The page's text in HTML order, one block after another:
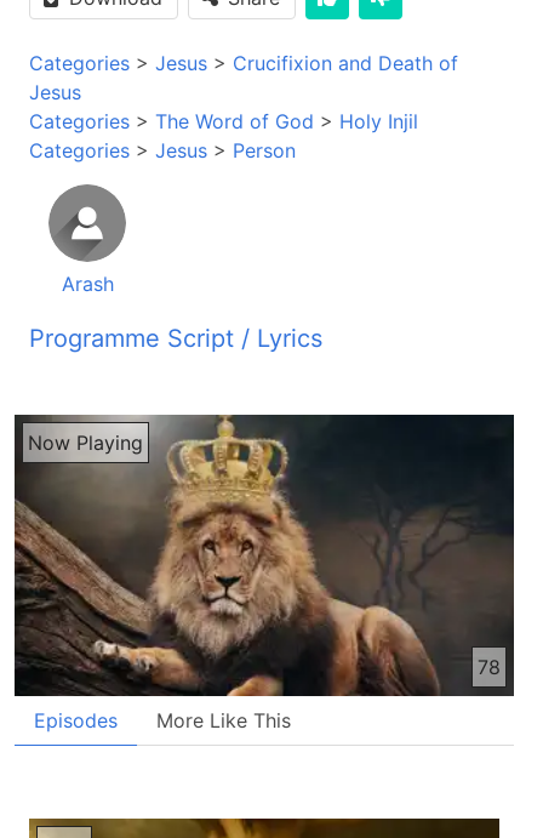
Categories > Jesus > Crucifixion and Death of
Jesus
Categories > The Word of God > Holy Injil
Categories > Jesus > Person
Arash
Programme Script / Lyrics
رادیو صدای زندگی شنونده های عزیز سلام شما آواز ما
را از رادیو صدای زندگی می شنوید که هر روز صبح روی
موج کتاهای 31 متر بین پخش می گردد حال شما را
دعوت میکنیم به شنیدن برنامه این عوض موسیقی
پسانها ایسا را تحبیل گرفتند ایسا در حال که سلیب خود
را می بود به جایی که به کاسه سر و به ابرانی به جلجتا
موسوم است رفت درانجه او را به سلیب میخکوب کردند
و با او دو نفر دیگر را یکی در دست راست و دیگری در
سمت چپ را مسلوب کردند و ایسا در بین آن دو نفر بود
پیلاتوس تقصیر نامه نوشت تا بر سلیب نصف کرده و آن
نوشته چونین بود ایسا ناصری پاتشای یهود بسیاری از
یهودیان این تقصیر نامه را خواندند زیرا جایی که ایسا
کاهنان یهود به پیلاتوس گفتند نمیز پاتشای یهود به نیز او
Now Playing
78
Episodes More Like This